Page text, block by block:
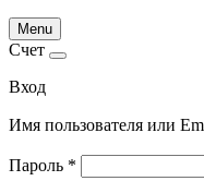
Menu
Счет
Вход
Имя пользователя или
Пароль *